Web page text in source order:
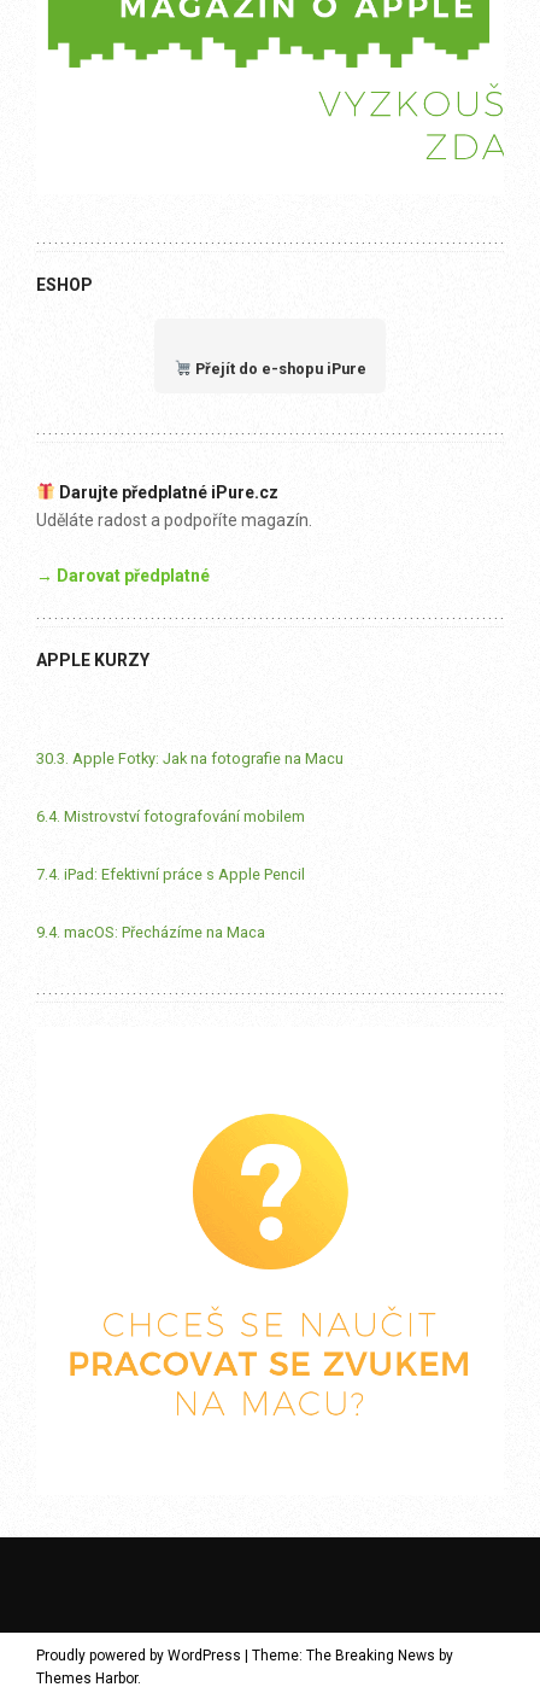
ESHOP
Přejít do e-shopu iPure
Darujte předplatné iPure.cz
Uděláte radost a podpoříte magazín.
→ Darovat předplatné
APPLE KURZY
30.3. Apple Fotky: Jak na fotografie na Macu
6.4. Mistrovství fotografování mobilem
7.4. iPad: Efektivní práce s Apple Pencil
9.4. macOS: Přecházíme na Maca
Proudly powered by WordPress | Theme: The Breaking News by
Themes Harbor.